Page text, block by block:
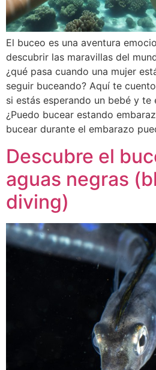
El buceo es una aventura
descubrir las maravillas del
¿qué pasa cuando una mujer
seguir buceando? Aquí te
si estás esperando un bebé y te
¿Puedo bucear estando
bucear durante el embarazo
Descubre el
aguas negras
diving)